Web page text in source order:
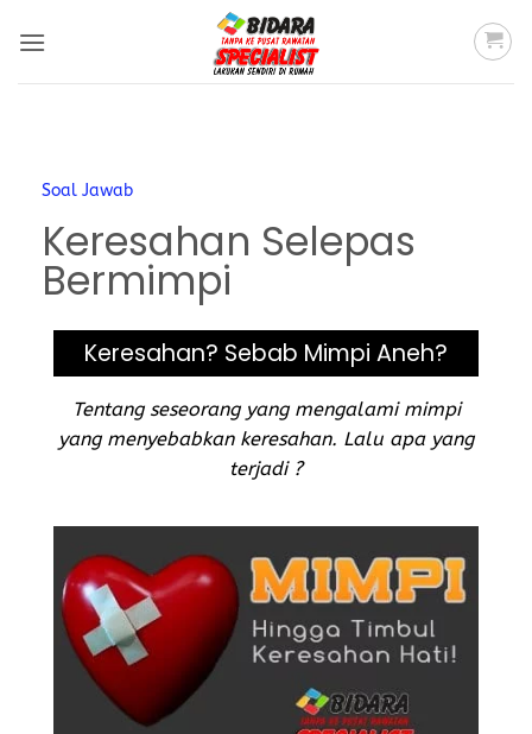
Soal Jawab
Keresahan Selepas
Bermimpi
Keresahan? Sebab Mimpi Aneh?
Tentang seseorang yang mengalami mimpi
yang menyebabkan keresahan. Lalu apa yang
terjadi ?